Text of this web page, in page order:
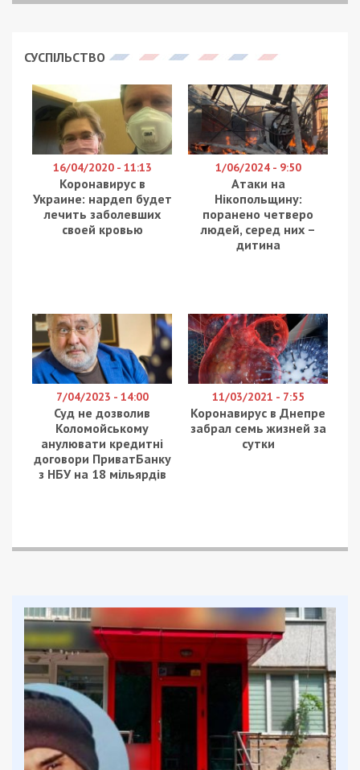
СУСПІЛЬСТВО
16/04/2020 - 11:13
Коронавирус в
Украине: нардеп будет
лечить заболевших
своей кровью
1/06/2024 - 9:50
Атаки на
Нікопольщину:
поранено четверо
людей, серед них –
дитина
7/04/2023 - 14:00
Суд не дозволив
Коломойському
анулювати кредитні
договори ПриватБанку
з НБУ на 18 мільярдів
11/03/2021 - 7:55
Коронавирус в Днепре
забрал семь жизней за
сутки